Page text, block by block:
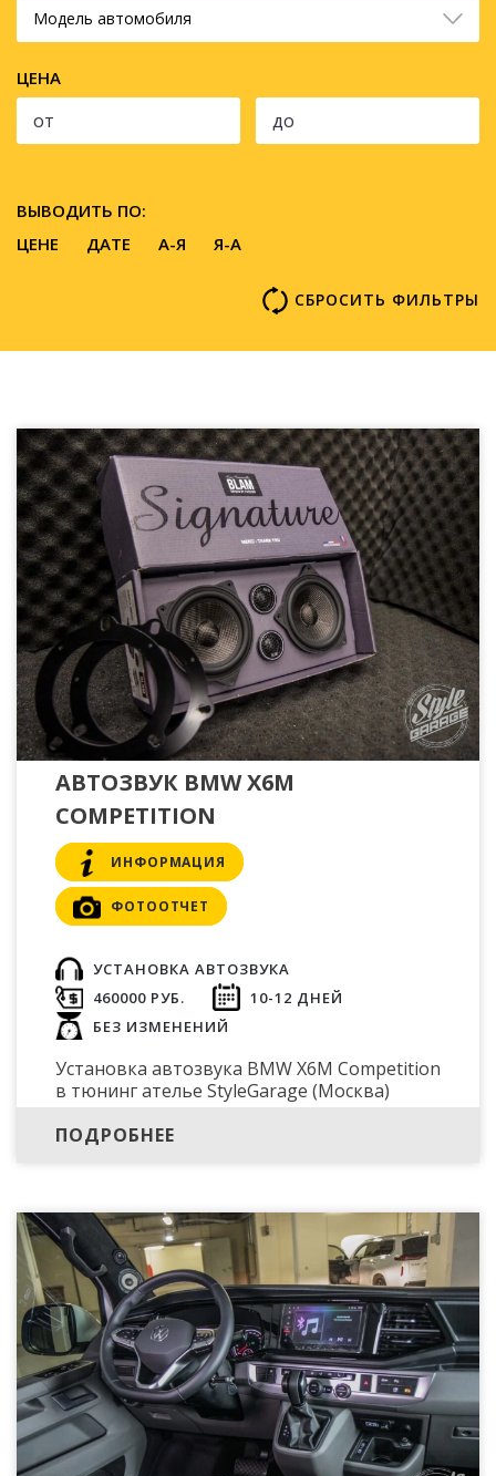
Модель автомобиля
ЦЕНА
ВЫВОДИТЬ ПО:
ЦЕНЕ
ДАТЕ A-Я Я-А
СБРОСИТЬ ФИЛЬТРЫ
АВТОЗВУК BMW X6M
COMPETITION
ИНФОРМАЦИЯ
ФОТООТЧЕТ
УСТАНОВКА АВТОЗВУКА
460000 РУБ.
10-12 ДНЕЙ
БЕЗ ИЗМЕНЕНИЙ
Установка автозвука BMW X6M Competition
в тюнинг ателье StyleGarage (Москва)
ПОДРОБНЕЕ